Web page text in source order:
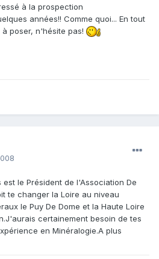
à la prospection
années!! Comme quoi... En tout
poser, n'hésite pas!
est le Président de l'Association De
te changer la Loire au niveau
le Puy De Dome et la Haute Loire
certainement besoin de tes
en Minéralogie.A plus